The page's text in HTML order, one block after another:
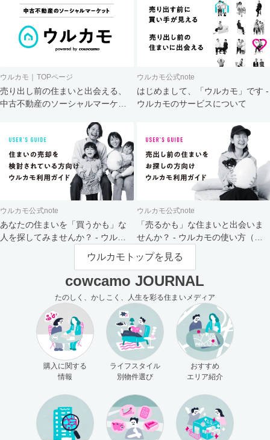
ウルカモ｜TOPページ
売り出し前の住まいと出会える、
中古不動産のソーシャルマーケッ
ウルカモ公式note
はじめまして、「ウルカモ」です -
ウルカモのサービスについて
ウルカモ公式note
あなたの住まいを「買うかも」な
人を探してみませんか？ - ウルカ
ウルカモ公式note
「売るかも」な住まいと出会いま
せんか？ - ウルカモの使い方（買
主さま向け）
ウルカモトップを見る
cowcamo JOURNAL
たのしく、かしこく、人生を彩る住まいメディア
購入に関する
情報
ライフスタイル
別物件選び
おすすめ
エリア紹介